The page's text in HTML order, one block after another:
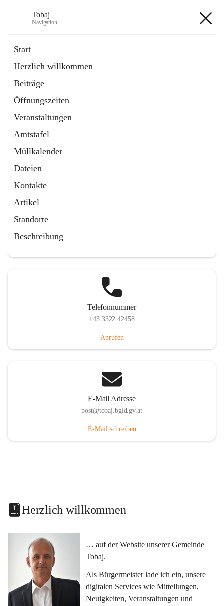
Tobaj
Navigation
Start
Herzlich willkommen
Beiträge
Öffnungszeiten
Veranstaltungen
Amtstafel
Müllkalender
Dateien
Kontakte
Artikel
Standorte
Beschreibung
Externe Webseite
in
Tab
Formulare
2 Schnellzugriffe
Telefonnummer
+43 3322 42458
Anrufen
E-Mail Adresse
post@tobaj.bgld.gv.at
E-Mail schreiben
Herzlich willkommen
… auf der Website unserer Gemeinde
Tobaj.
Als Bürgermeister lade ich ein, unsere
digitalen Services wie Mitteilungen,
Neuigkeiten, Veranstaltungen und